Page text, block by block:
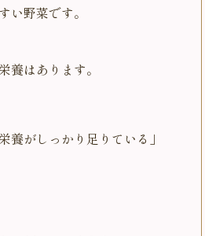
い野菜です。
養はあります。
養がしっかり足りている」